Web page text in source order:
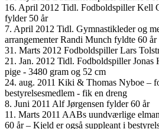
16. April 2012 Tidl. Fodboldspiller Kell
fylder 50 år
7. April 2012 Tidl. Gymnastikleder og
arrangementer Randi Munch fyldte 60 år
31. Marts 2012 Fodboldspiller Lars
21. Jan. 2012 Tidl. Fodboldspiller
pige - 3480 gram og 52 cm
24. aug. 2011 Kiki & Thomas Nyboe –
bestyrelsesmedlem - fik en dreng
8. Juni 2011 Alf Jørgensen fylder 60 år
11. Marts 2011 AABs uundværlige
60 år – Kjeld er også suppleant i